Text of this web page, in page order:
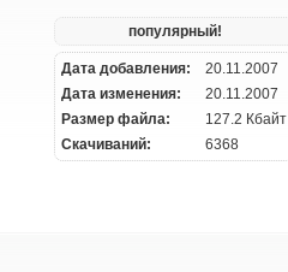
популярный!
Дата добавления:
20.11.2007
Дата изменения:
20.11.2007
Размер файла:
127.2 Кбайт
Скачиваний:
6368